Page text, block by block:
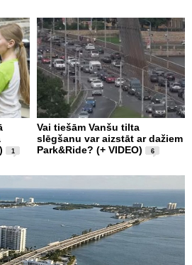
1
Vai tiešām Vanšu tilta
slēgšanu var aizstāt ar dažiem
Park&Ride? (+ VIDEO)
6